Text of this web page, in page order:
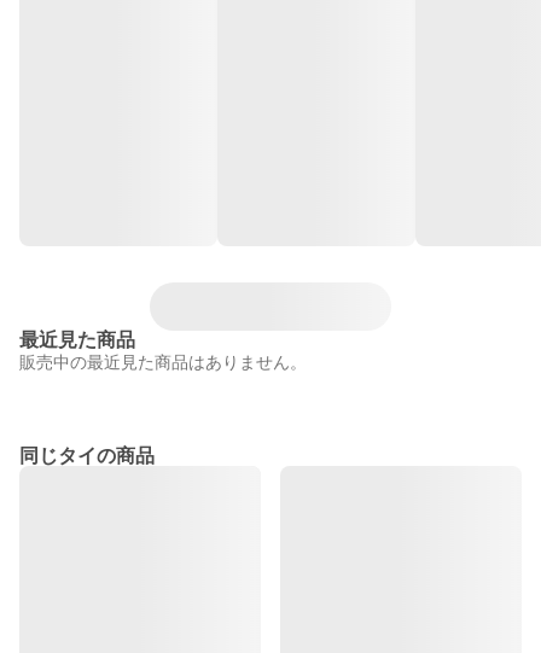
最近見た商品
販売中の最近見た商品はありません。
同じタイの商品